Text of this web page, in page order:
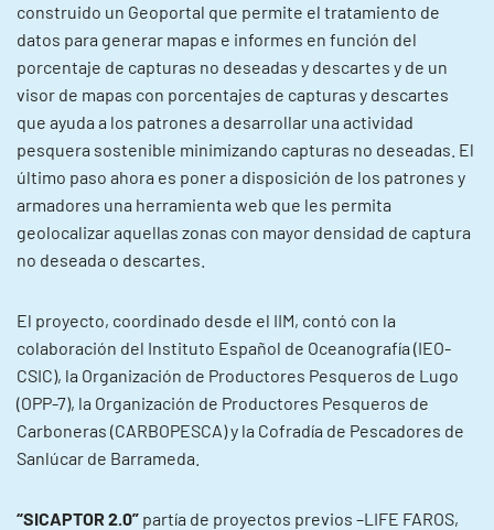
construido un Geoportal que permite el tratamiento de
datos para generar mapas e informes en función del
porcentaje de capturas no deseadas y descartes y de un
visor de mapas con porcentajes de capturas y descartes
que ayuda a los patrones a desarrollar una actividad
pesquera sostenible minimizando capturas no deseadas. El
último paso ahora es poner a disposición de los patrones y
armadores una herramienta web que les permita
geolocalizar aquellas zonas con mayor densidad de captura
no deseada o descartes.
El proyecto, coordinado desde el IIM, contó con la
colaboración del Instituto Español de Oceanografía (IEO-
CSIC), la Organización de Productores Pesqueros de Lugo
(OPP-7), la Organización de Productores Pesqueros de
Carboneras (CARBOPESCA) y la Cofradía de Pescadores de
Sanlúcar de Barrameda.
“SICAPTOR 2.0” partía de proyectos previos –LIFE FAROS,